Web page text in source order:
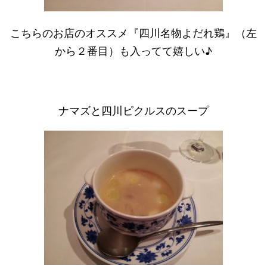
こちらのお店のオススメ『四川名物よだれ鶏』（左
から２番目）も入ってて嬉しい♪
ナマズと四川ピクルスのスープ